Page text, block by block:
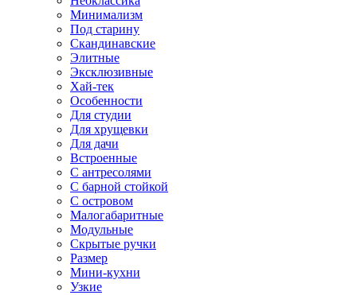
Минимализм
Под старину
Скандинавские
Элитные
Эксклюзивные
Хай-тек
Особенности
Для студии
Для хрущевки
Для дачи
Встроенные
С антресолями
С барной стойкой
С островом
Малогабаритные
Модульные
Скрытые ручки
Размер
Мини-кухни
Узкие